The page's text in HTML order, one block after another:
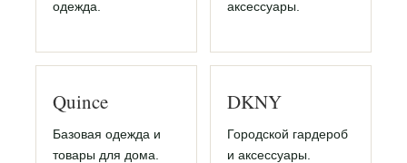
одежда.
аксессуары.
Quince
Базовая одежда и
товары для дома.
DKNY
Городской гардероб
и аксессуары.